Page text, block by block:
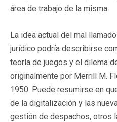
área de trabajo de la misma.
La idea actual del mal
jurídico podría describirse
teoría de juegos y el dilema
originalmente por Merrill M.
1950. Puede resumirse en
de la digitalización y las
gestión de despachos, otros